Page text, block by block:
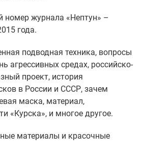
номер журнала «Нептун» –
года.
подводная техника, вопросы
агрессивных средах, российско-
проект, история
в России и СССР, зачем
маска, материал,
«Курска», и многое другое.
материалы и красочные